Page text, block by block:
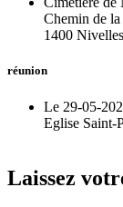
Chemin de
1400 Nivelles
réunion
Le 29-05-
Eglise Saint-
Laissez